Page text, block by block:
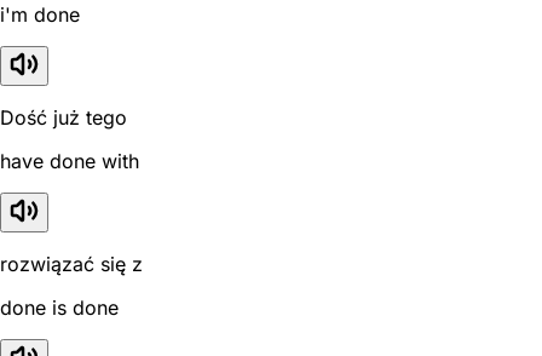
i'm done
Dość już tego
have done with
rozwiązać się z
done is done